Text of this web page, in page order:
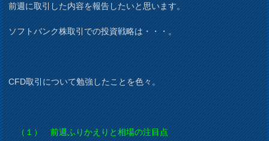
前週に取引した内容を報告したいと思います。
ソフトバンク株取引での投資戦略は・・・。
CFD取引について勉強したことを色々。
（１） 前週ふりかえりと相場の注目点